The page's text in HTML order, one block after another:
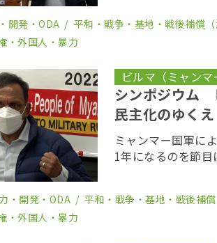
で、国軍による暴
開発・ODA
平和・戦争・基地・戦後補償（
・外国人・暴力
ビルマ（ミャンマ
シンポジウム
民主化のゆくえ
ミャンマー国軍に
1年になるのを節
マ市民労働組合。
・開発・ODA
平和・戦争・基地・戦後補償
・外国人・暴力